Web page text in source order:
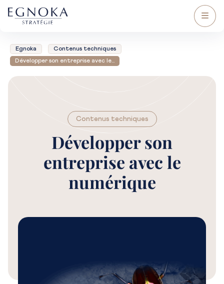
Egnoka
Contenus techniques
Développer son entreprise avec le…
Contenus techniques
Développer son
entreprise avec le
numérique